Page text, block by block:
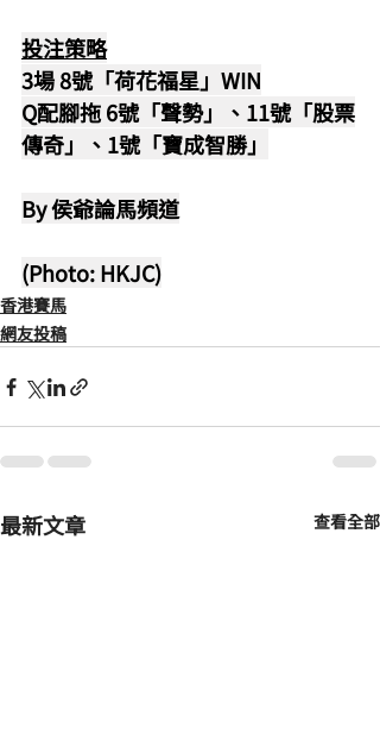
投注策略
3場 8號「荷花福星」WIN
Q配腳拖 6號「聲勢」、11號「股票
傳奇」、1號「寶成智勝」
By 侯爺論馬頻道
(Photo: HKJC)
香港賽馬
網友投稿
最新文章 查看全部